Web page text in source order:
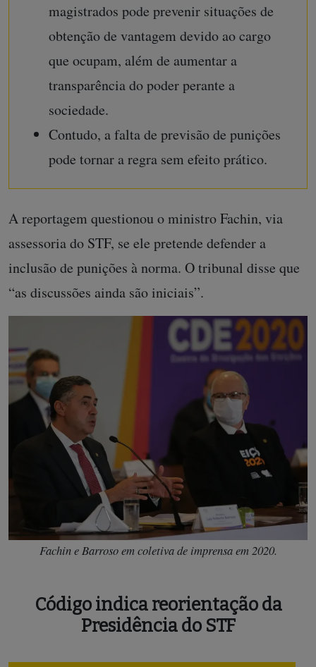
magistrados pode prevenir situações de
obtenção de vantagem devido ao cargo
que ocupam, além de aumentar a
transparência do poder perante a
sociedade.
Contudo, a falta de previsão de punições
pode tornar a regra sem efeito prático.
A reportagem questionou o ministro Fachin, via
assessoria do STF, se ele pretende defender a
inclusão de punições à norma. O tribunal disse que
“as discussões ainda são iniciais”.
Fachin e Barroso em coletiva de imprensa em 2020.
Código indica reorientação da
Presidência do STF